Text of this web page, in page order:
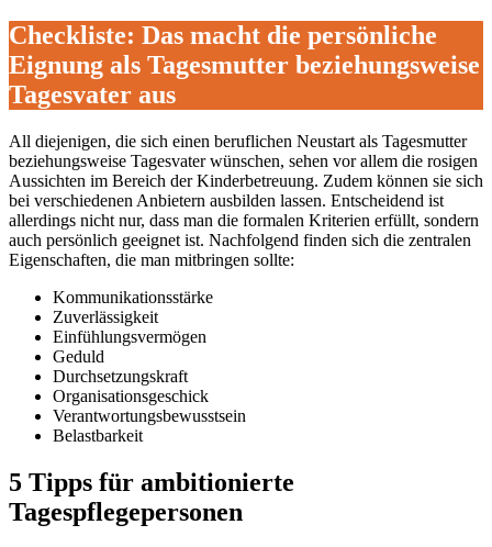
Checkliste: Das macht die persönliche
Eignung als Tagesmutter beziehungsweise
Tagesvater aus
All diejenigen, die sich einen beruflichen Neustart als Tagesmutter
beziehungsweise Tagesvater wünschen, sehen vor allem die rosigen
Aussichten im Bereich der Kinderbetreuung. Zudem können sie sich
bei verschiedenen Anbietern ausbilden lassen. Entscheidend ist
allerdings nicht nur, dass man die formalen Kriterien erfüllt, sondern
auch persönlich geeignet ist. Nachfolgend finden sich die zentralen
Eigenschaften, die man mitbringen sollte:
Kommunikationsstärke
Zuverlässigkeit
Einfühlungsvermögen
Geduld
Durchsetzungskraft
Organisationsgeschick
Verantwortungsbewusstsein
Belastbarkeit
5 Tipps für ambitionierte
Tagespflegepersonen